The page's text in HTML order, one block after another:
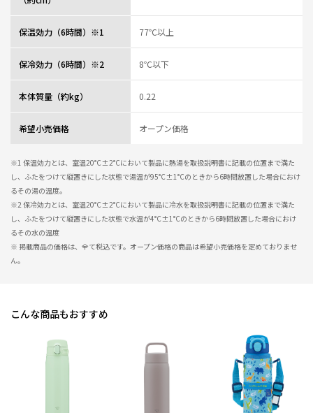
保温効力（6時間）※1 77℃以上
保冷効力（6時間）※2 8℃以下
本体質量（約kg） 0.22
希望小売価格 オープン価格
※1 保温効力とは、室温20°C±2°Cにおいて製品に熱湯を取扱説明書に記載の位置まで満た
し、ふたをつけて縦置きにした状態で湯温が95°C±1°Cのときから6時間放置した場合におけ
るその湯の温度。
※2 保冷効力とは、室温20°C±2°Cにおいて製品に冷水を取扱説明書に記載の位置まで満た
し、ふたをつけて縦置きにした状態で水温が4°C±1°Cのときから6時間放置した場合におけ
るその水の温度
※ 掲載商品の価格は、全て税込です。オープン価格の商品は希望小売価格を定めておりませ
ん。
こんな商品もおすすめ